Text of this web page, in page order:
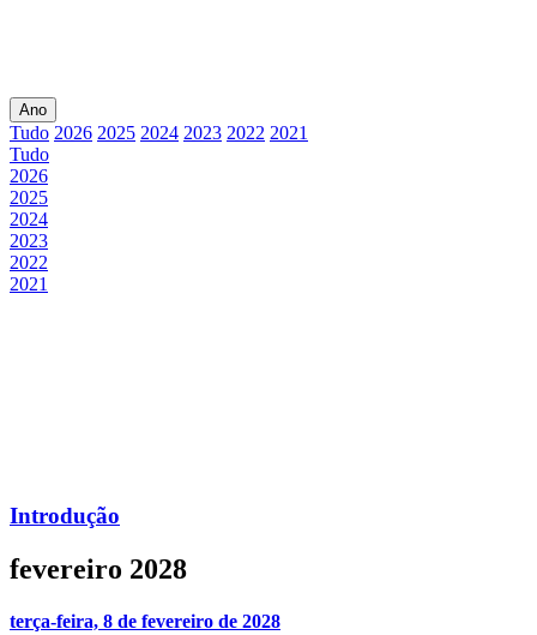
Ano
Tudo 2026 2025 2024 2023 2022 2021
Tudo
2026
2025
2024
2023
2022
2021
Introdução
fevereiro 2028
terça-feira, 8 de fevereiro de 2028